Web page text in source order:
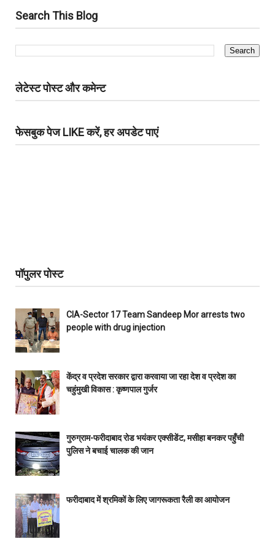
Search This Blog
लेटेस्ट पोस्ट और कमेन्ट
फेसबुक पेज LIKE करें, हर अपडेट पाएं
पॉपुलर पोस्ट
CIA-Sector 17 Team Sandeep Mor arrests two
people with drug injection
केंद्र व प्रदेश सरकार द्वारा करवाया जा रहा देश व प्रदेश का
चहुंमुखी विकास : कृष्णपाल गुर्जर
गुरुग्राम-फरीदाबाद रोड भयंकर एक्सीडेंट, मसीहा बनकर पहुँची
पुलिस ने बचाई चालक की जान
फरीदाबाद में श्रमिकों के लिए जागरूकता रैली का आयोजन